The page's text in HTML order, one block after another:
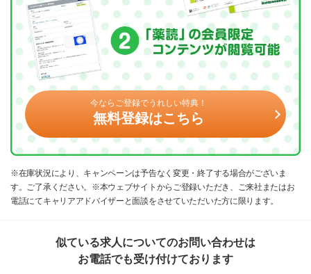
今ならご登録でうれしい特典！
無料登録はこちら
※在庫状況により、キャンペーンは予告なく変更・終了する場合がございま
す。ご了承ください。※本ウェブサイトからご登録いただき、ご来社またはお
電話にてキャリアアドバイザーと面談をさせていただいた方に限ります。
似ている求人についてのお問い合わせは
お電話でも受け付けております